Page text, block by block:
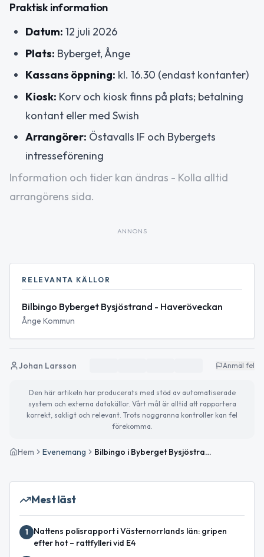
Praktisk information
Datum: 12 juli 2026
Plats: Byberget, Ånge
Kassans öppning: kl. 16.30 (endast kontanter)
Kiosk: Korv och kiosk finns på plats; betalning
kontant eller med Swish
Arrangörer: Östavalls IF och Bybergets
intresseförening
Information och tider kan ändras - Kolla alltid
arrangörens sida.
ANNONS
RELEVANTA KÄLLOR
Bilbingo Byberget Bysjöstrand - Haveröveckan
Ånge Kommun
Johan Larsson Anmäl fel
Den här artikeln har producerats med stöd av automatiserade
system och externa datakällor. Vårt mål är alltid att rapportera
korrekt, sakligt och relevant. Trots noggranna kontroller kan fel
förekomma.
Hem Evenemang Bilbingo i Byberget Bysjöstrand
Mest läst
1
Nattens polisrapport i Västernorrlands län: gripen
efter hot – rattfylleri vid E4